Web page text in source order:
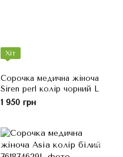
Хіт
Сорочка медична жіноча
Siren perl колір чорний L
1 950 грн